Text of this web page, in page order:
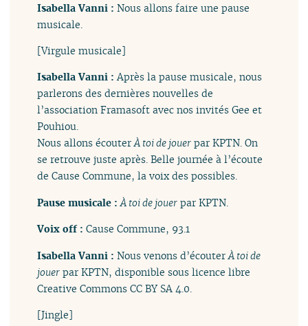
Isabella Vanni :Nous allons faire une pause
musicale.
[Virgule musicale]
Isabella Vanni :Après la pause musicale, nous
parlerons des dernières nouvelles de
l’association Framasoft avec nos invités Gee et
Pouhiou.
Nous allons écouterÀ toi de jouer par KPTN. On
se retrouve juste après. Belle journée à l’écoute
de Cause Commune, la voix des possibles.
Pause musicale :À toi de jouer par KPTN.
Voix off :Cause Commune, 93.1
Isabella Vanni :Nous venons d’écouterÀ toi de
jouer par KPTN, disponible sous licence libre
Creative Commons CC BY SA 4.0.
[Jingle]